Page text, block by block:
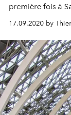
première fois à
17.09.2020 by